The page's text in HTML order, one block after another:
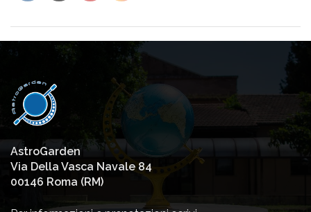
AstroGarden
Via Della Vasca Navale 84
00146 Roma (RM)